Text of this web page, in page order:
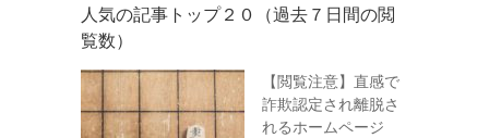
人気の記事トップ２０（過去７日間の閲
覧数）
【閲覧注意】直感で
詐欺認定され離脱さ
れるホームページ